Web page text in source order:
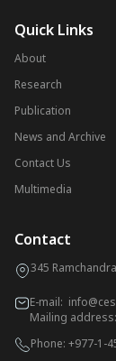
Quick Links
About
Research
Publication
News and Archive
Contact Us
Multimedia
Contact
345
E-mail:
Mailing
Phone: +977-1-